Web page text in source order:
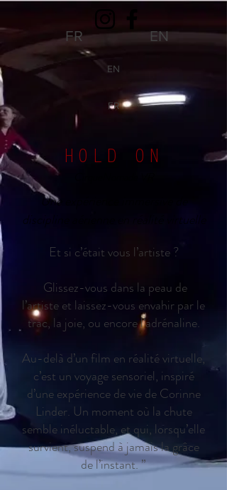
FR EN
EN
FR
HOLD ON
Une expérience immersive de
discipline aérienne en réalité virtuelle
Et si c’était vous l’artiste ?
Glissez-vous dans la peau de
l’artiste et laissez-vous envahir par le
trac, la joie, ou encore l’adrénaline.
Au-delà d’un film en réalité virtuelle,
c’est un voyage sensoriel, inspiré
d’une expérience de vie de Corinne
Linder. Un moment où la chute
semble inéluctable, et qui, lorsqu’elle
survient, suspend à jamais la grâce
de l’instant. ”